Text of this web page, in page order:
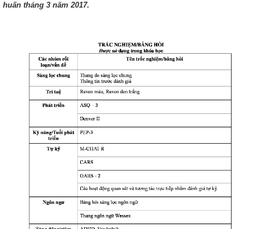
huấn tháng 3 năm 2017.